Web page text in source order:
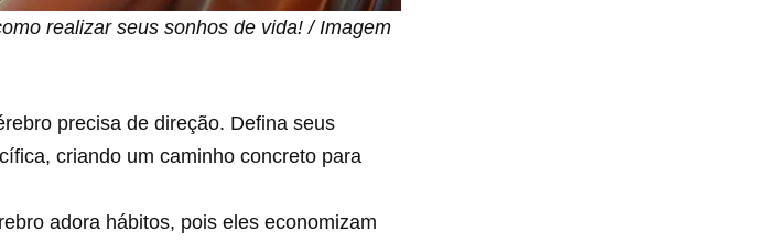
realizar seus sonhos de vida! / Imagem
precisa de direção. Defina seus
criando um caminho concreto para
adora hábitos, pois eles economizam